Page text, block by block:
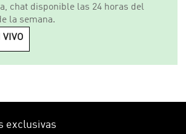
chat disponible las 24 horas del
la semana.
VIVO
exclusivas